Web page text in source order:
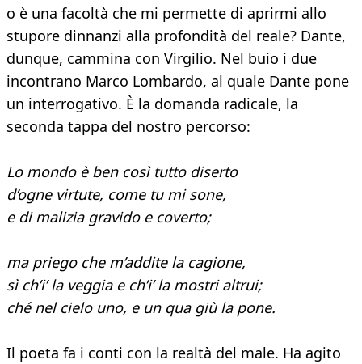
o è una facoltà che mi permette di aprirmi allo
stupore dinnanzi alla profondità del reale? Dante,
dunque, cammina con Virgilio. Nel buio i due
incontrano Marco Lombardo, al quale Dante pone
un interrogativo. È la domanda radicale, la
seconda tappa del nostro percorso:
Lo mondo è ben così tutto diserto
d’ogne virtute, come tu mi sone,
e di malizia gravido e coverto;
ma priego che m’addite la cagione,
sì ch’i’ la veggia e ch’i’ la mostri altrui;
ché nel cielo uno, e un qua giù la pone.
Il poeta fa i conti con la realtà del male. Ha agito